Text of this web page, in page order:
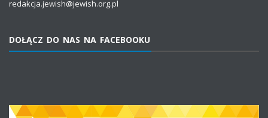
redakcja.jewish@jewish.org.pl
DOŁĄCZ DO NAS NA FACEBOOKU